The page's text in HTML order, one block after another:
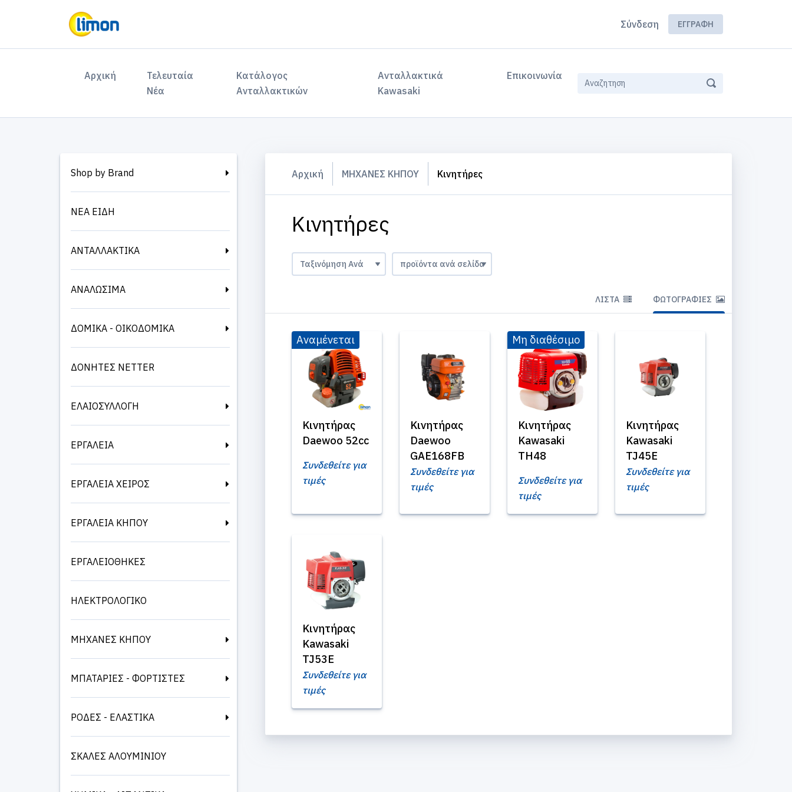
Σύνδεση ΕΓΓΡΑΦΉ
Αρχική (current)Τελευταία
Νέα
Κατάλογος
Ανταλλακτικών
Ανταλλακτικά
Kawasaki
Επικοινωνία
Shop by Brand
ΝΕΑ ΕΙΔΗ
ΑΝΤΑΛΛΑΚΤΙΚΑ
ΑΝΑΛΩΣΙΜΑ
ΔΟΜΙΚΑ - ΟΙΚΟΔΟΜΙΚΑ
ΔΟΝΗΤΕΣ NETTER
ΕΛΑΙΟΣΥΛΛΟΓΗ
ΕΡΓΑΛΕΙΑ
ΕΡΓΑΛΕΙΑ ΧΕΙΡΟΣ
ΕΡΓΑΛΕΙΑ ΚΗΠΟΥ
ΕΡΓΑΛΕΙΟΘΗΚΕΣ
ΗΛΕΚΤΡΟΛΟΓΙΚΟ
ΜΗΧΑΝΕΣ ΚΗΠΟΥ
ΜΠΑΤΑΡΙΕΣ - ΦΟΡΤΙΣΤΕΣ
ΡΟΔΕΣ - ΕΛΑΣΤΙΚΑ
ΣΚΑΛΕΣ ΑΛΟΥΜΙΝΙΟΥ
Αρχική ΜΗΧΑΝΕΣ ΚΗΠΟΥ Κινητήρες
Κινητήρες
ΛΊΣΤΑ ΦΩΤΟΓΡΑΦΊΕΣ
Κινητήρας
Daewoo 52cc
Αναμένεται
Συνδεθείτε για
τιμές
Κινητήρας
Daewoo
GAE168FB
Συνδεθείτε για
τιμές
Κινητήρας
Kawasaki
TH48
Μη διαθέσιμο
Συνδεθείτε για
τιμές
Κινητήρας
Kawasaki
TJ45E
Συνδεθείτε για
τιμές
Κινητήρας
Kawasaki
TJ53E
Συνδεθείτε για
τιμές